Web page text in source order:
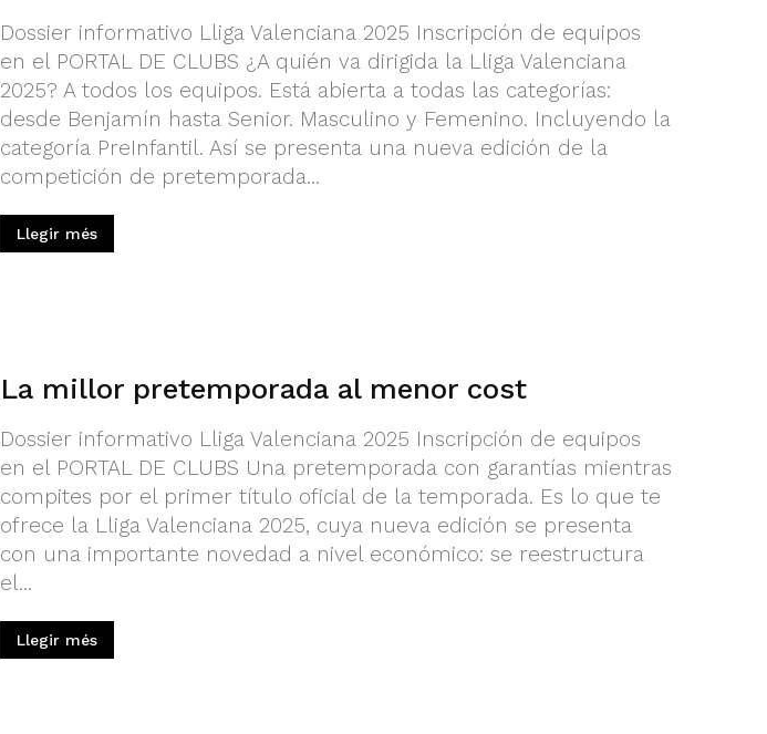
Dossier informativo Lliga Valenciana 2025 Inscripción de equipos
en el PORTAL DE CLUBS ¿A quién va dirigida la Lliga Valenciana
2025? A todos los equipos. Está abierta a todas las categorías:
desde Benjamín hasta Senior. Masculino y Femenino. Incluyendo la
categoría PreInfantil. Así se presenta una nueva edición de la
competición de pretemporada...
Llegir més
La millor pretemporada al menor cost
Dossier informativo Lliga Valenciana 2025 Inscripción de equipos
en el PORTAL DE CLUBS Una pretemporada con garantías mientras
compites por el primer título oficial de la temporada. Es lo que te
ofrece la Lliga Valenciana 2025, cuya nueva edición se presenta
con una importante novedad a nivel económico: se reestructura
el...
Llegir més